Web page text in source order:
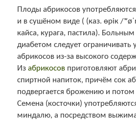
Плоды абрикосов
и в сушёном виде ( (каз. өрік /
кайса, курага, пастила).
диабетом следует ограничивать
абрикосов из-за высокого
Из абрикосов приготовляют
спиртной напиток, причём сок
подвергается брожению и потом
Семена (косточки)
миндалю, а посредством